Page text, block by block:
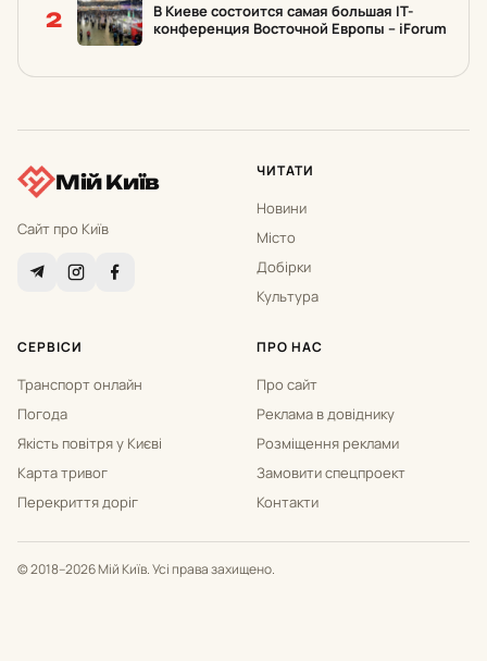
2
В Киеве состоится самая большая IT-
конференция Восточной Европы – iForum
Мій Київ
Сайт про Київ
ЧИТАТИ
Новини
Місто
Добірки
Культура
СЕРВІСИ
Транспорт онлайн
Погода
Якість повітря у Києві
Карта тривог
Перекриття доріг
ПРО НАС
Про сайт
Реклама в довіднику
Розміщення реклами
Замовити спецпроект
Контакти
© 2018–2026 Мій Київ. Усі права захищено.